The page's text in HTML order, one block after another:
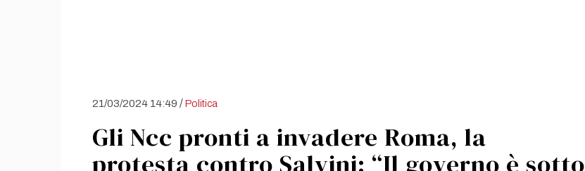
21/03/2024 14:49 /Politica
Gli Ncc pronti a invadere Roma, la
protesta contro Salvini: “Il governo è sotto